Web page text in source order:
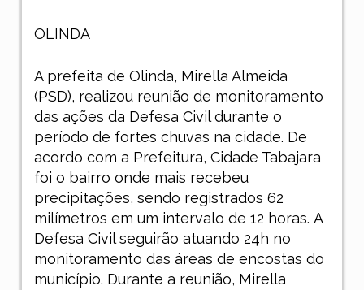
OLINDA
A prefeita de Olinda, Mirella Almeida
(PSD), realizou reunião de monitoramento
das ações da Defesa Civil durante o
período de fortes chuvas na cidade. De
acordo com a Prefeitura, Cidade Tabajara
foi o bairro onde mais recebeu
precipitações, sendo registrados 62
milímetros em um intervalo de 12 horas. A
Defesa Civil seguirão atuando 24h no
monitoramento das áreas de encostas do
município. Durante a reunião, Mirella